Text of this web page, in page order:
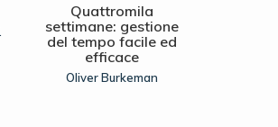
Quattromila
settimane: gestione
del tempo facile ed
efficace
Oliver Burkeman